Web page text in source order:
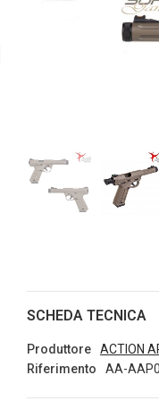
SCHEDA TECNICA
Produttore
ACTION
Riferimento
AA-
4,50 €
Dettagli
Dettagli